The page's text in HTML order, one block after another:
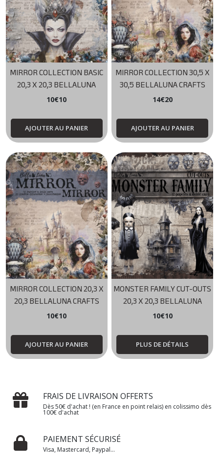
MIRROR COLLECTION BASIC
20,3 X 20,3 BELLALUNA
CRAFTS
10€10
AJOUTER AU PANIER
MIRROR COLLECTION 30,5 X
30,5 BELLALUNA CRAFTS
14€20
AJOUTER AU PANIER
MIRROR COLLECTION 20,3 X
20,3 BELLALUNA CRAFTS
10€10
AJOUTER AU PANIER
MONSTER FAMILY CUT-OUTS
20,3 X 20,3 BELLALUNA
CRAFTS
10€10
PLUS DE DÉTAILS
FRAIS DE LIVRAISON OFFERTS
Dès 50€ d'achat ! (en France en point relais) en colissimo dès
100€ d'achat
PAIEMENT SÉCURISÉ
Visa, Mastercard, Paypal...